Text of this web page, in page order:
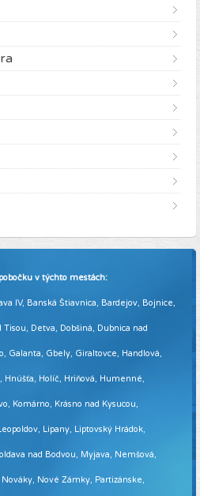
v týchto mestách:
IV, Banská Štiavnica, Bardejov, Bojnice,
Detva, Dobšiná, Dubnica nad
Galanta, Gbely, Giraltovce, Handlová,
Hnúšťa, Holíč, Hriňová, Humenné,
Komárno, Krásno nad Kysucou,
Lipany, Liptovský Hrádok,
nad Bodvou, Myjava, Nemšová,
Nové Zámky, Partizánske,